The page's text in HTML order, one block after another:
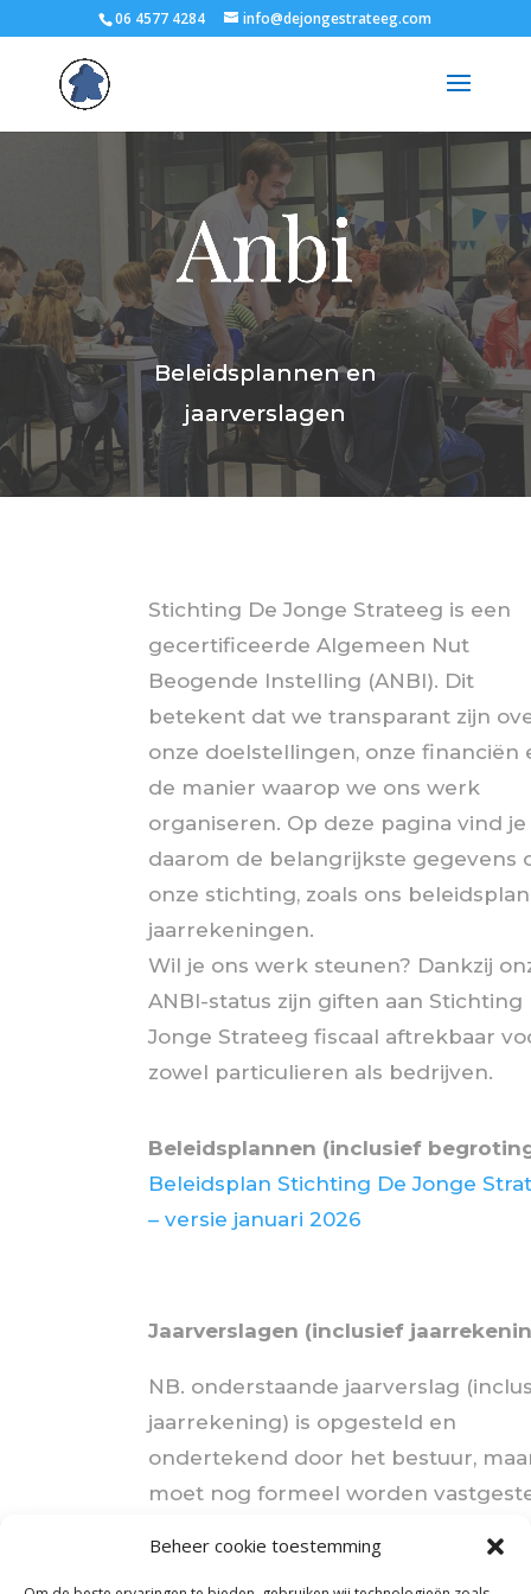
Beheer cookie toestemming
06 4577 4284 info@dejongestrateeg.com
Anbi
Beleidsplannen en
jaarverslagen
Stichting De Jonge Strateeg is een
gecertificeerde Algemeen Nut
Beogende Instelling (ANBI). Dit
betekent dat we transparant zijn
onze doelstellingen, onze financiën
de manier waarop we ons werk
organiseren. Op deze pagina vind je
daarom de belangrijkste gegevens
onze stichting, zoals ons
jaarrekeningen.
Wil je ons werk steunen? Dankzij
ANBI-status zijn giften aan Stichting
Jonge Strateeg fiscaal aftrekbaar
zowel particulieren als bedrijven.
Beleidsplannen (inclusief
Beleidsplan Stichting De Jonge
– versie januari 2026
Jaarverslagen (inclusief
NB. onderstaande jaarverslag
jaarrekening) is opgesteld en
ondertekend door het bestuur,
moet nog formeel worden
onze statuten; zodra dit is gebeurd,